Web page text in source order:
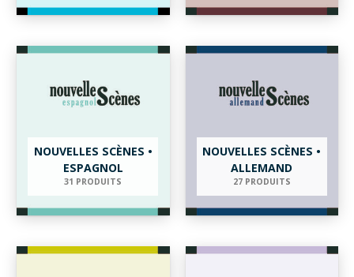
NOUVELLES SCÈNES •
ESPAGNOL
31 PRODUITS
NOUVELLES SCÈNES •
ALLEMAND
27 PRODUITS